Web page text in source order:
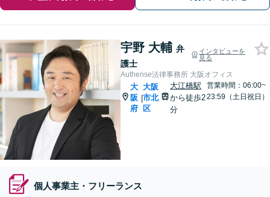
宇野 大輔 弁
護士
インタビューを
見る
Authense法律事務所 大阪オフィス
大
阪
府
|
大阪
市北
区
大江橋駅
から徒歩2
分
営業時間：06:00~
23:59（土日祝日）
個人事業主・フリーランス